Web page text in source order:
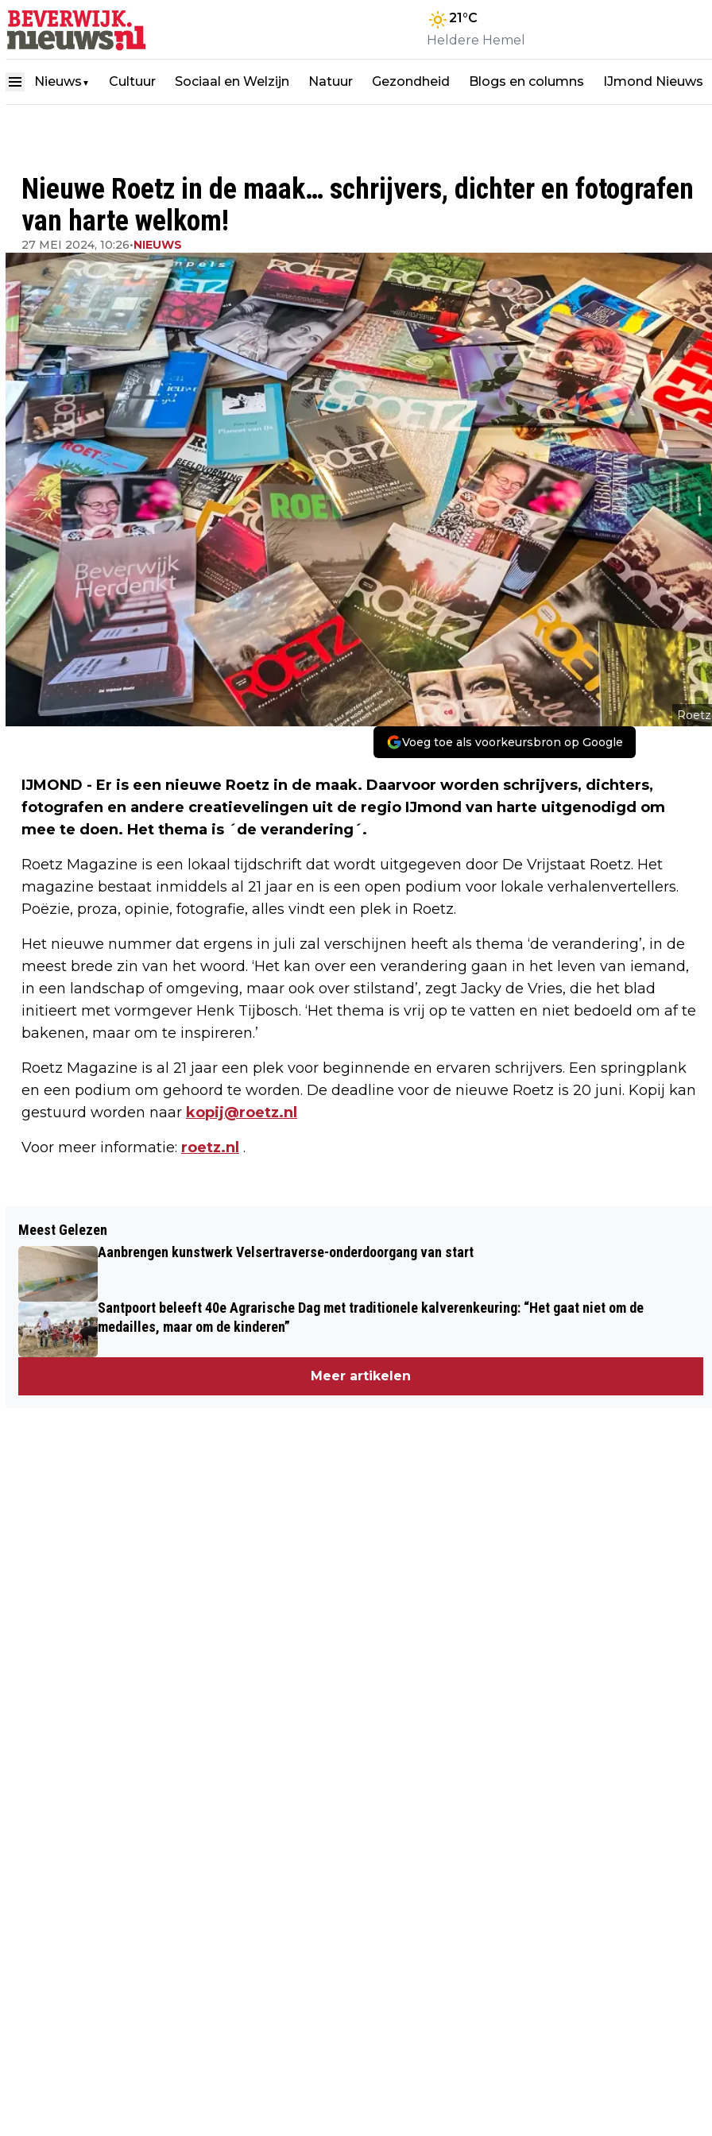
21°C
Heldere Hemel
Nieuws ▼ Cultuur Sociaal en Welzijn Natuur Gezondheid Blogs en columns IJmond Nieuws
Nieuwe Roetz in de maak… schrijvers, dichter en fotografen
van harte welkom!
27 MEI 2024, 10:26•NIEUWS
Roetz
Voeg toe als voorkeursbron op Google
IJMOND - Er is een nieuwe Roetz in de maak. Daarvoor worden schrijvers, dichters,
fotografen en andere creatievelingen uit de regio IJmond van harte uitgenodigd om
mee te doen. Het thema is ´de verandering´.
Roetz Magazine is een lokaal tijdschrift dat wordt uitgegeven door De Vrijstaat Roetz. Het
magazine bestaat inmiddels al 21 jaar en is een open podium voor lokale verhalenvertellers.
Poëzie, proza, opinie, fotografie, alles vindt een plek in Roetz.
Het nieuwe nummer dat ergens in juli zal verschijnen heeft als thema ‘de verandering’, in de
meest brede zin van het woord. ‘Het kan over een verandering gaan in het leven van iemand,
in een landschap of omgeving, maar ook over stilstand’, zegt Jacky de Vries, die het blad
initieert met vormgever Henk Tijbosch. ‘Het thema is vrij op te vatten en niet bedoeld om af te
bakenen, maar om te inspireren.’
Roetz Magazine is al 21 jaar een plek voor beginnende en ervaren schrijvers. Een springplank
en een podium om gehoord te worden. De deadline voor de nieuwe Roetz is 20 juni. Kopij kan
gestuurd worden naar kopij@roetz.nl
Voor meer informatie: roetz.nl .
KASTEELTUINCONCERT KASTEEL
ASSUMBURG MET NEDERLANDS JEUGD
ACCORDEON ORKEST EN HANGFOLK
WISSELWERK
Meest Gelezen
Aanbrengen kunstwerk Velsertraverse-onderdoorgang van start
Santpoort beleeft 40e Agrarische Dag met traditionele kalverenkeuring: “Het gaat niet om de
medailles, maar om de kinderen”
Meer artikelen